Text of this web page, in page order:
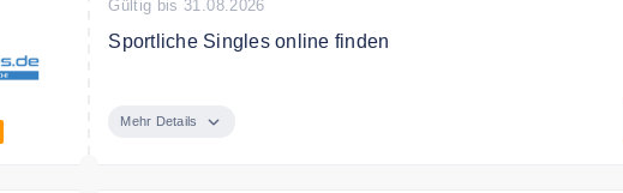
Gültig bis 31.08.2026
Sportliche Singles online finden
Mehr Details